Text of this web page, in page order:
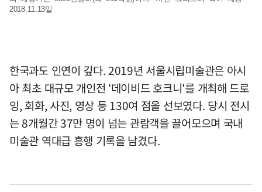
2018.11.13일
한국과도 인연이 깊다. 2019년 서울시립미술관은 아시
아 최초 대규모 개인전 '데이비드 호크니'를 개최해 드로
잉, 회화, 사진, 영상 등 130여 점을 선보였다. 당시 전시
는 8개월간 37만 명이 넘는 관람객을 끌어모으며 국내
미술관 역대급 흥행 기록을 남겼다.